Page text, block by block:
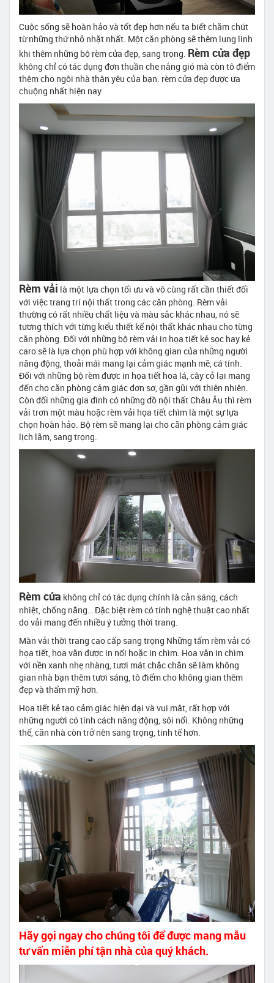
Cuộc sống sẽ hoàn hảo và tốt đẹp hơn nếu ta biết chăm chút
từ những thứ nhỏ nhặt nhất. Một căn phòng sẽ thêm lung linh
khi thêm những bộ rèm cửa đẹp, sang trọng. Rèm cửa đẹp
không chỉ có tác dụng đơn thuần che nắng gió mà còn tô điểm
thêm cho ngôi nhà thân yêu của bạn. rèm cửa đẹp được ưa
chuộng nhất hiện nay
Rèm vải là một lựa chọn tối ưu và vô cùng rất cần thiết đối
với việc trang trí nội thất trong các căn phòng. Rèm vải
thường có rất nhiều chất liệu và màu sắc khác nhau, nó sẽ
tương thích với từng kiểu thiết kế nội thất khác nhau cho từng
căn phòng. Đối với những bộ rèm vải in họa tiết kẻ sọc hay kẻ
caro sẽ là lựa chọn phù hợp với không gian của những người
năng động, thoải mái mang lại cảm giác mạnh mẽ, cá tính.
Đối với những bộ rèm được in họa tiết hoa lá, cây cỏ lại mang
đến cho căn phòng cảm giác đơn sơ, gần gũi với thiên nhiên.
Còn đối những gia đình có những đồ nội thất Châu Âu thì rèm
vải trơn một màu hoặc rèm vải họa tiết chìm là một sự lựa
chọn hoàn hảo. Bộ rèm sẽ mang lại cho căn phòng cảm giác
lịch lãm, sang trọng.
Rèm cửa không chỉ có tác dụng chính là cản sáng, cách
nhiệt, chống nắng… Đặc biệt rèm có tính nghệ thuật cao nhất
do vải mang đến nhiều ý tưởng thời trang.
Màn vải thời trang cao cấp sang trọng Những tấm rèm vải có
họa tiết, hoa văn được in nổi hoặc in chìm. Hoa văn in chìm
với nền xanh nhẹ nhàng, tươi mát chắc chắn sẽ làm không
gian nhà bạn thêm tươi sáng, tô điểm cho không gian thêm
đẹp và thẩm mỹ hơn.
Họa tiết kẻ tạo cảm giác hiện đại và vui mắt, rất hợp với
những người có tính cách năng động, sôi nổi. Không những
thế, căn nhà còn trở nên sang trọng, tinh tế hơn.
Hãy gọi ngay cho chúng tôi để được mang mẫu
tư vấn miễn phí tận nhà của quý khách.